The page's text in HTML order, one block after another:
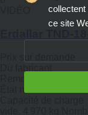
ce site
neuf